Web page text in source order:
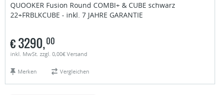
QUOOKER Fusion Round COMBI+ & CUBE schwarz
22+FRBLKCUBE - inkl. 7 JAHRE GARANTIE
€3290,00
inkl. MwSt. zzgl. 0,00€ Versand
Merken Vergleichen